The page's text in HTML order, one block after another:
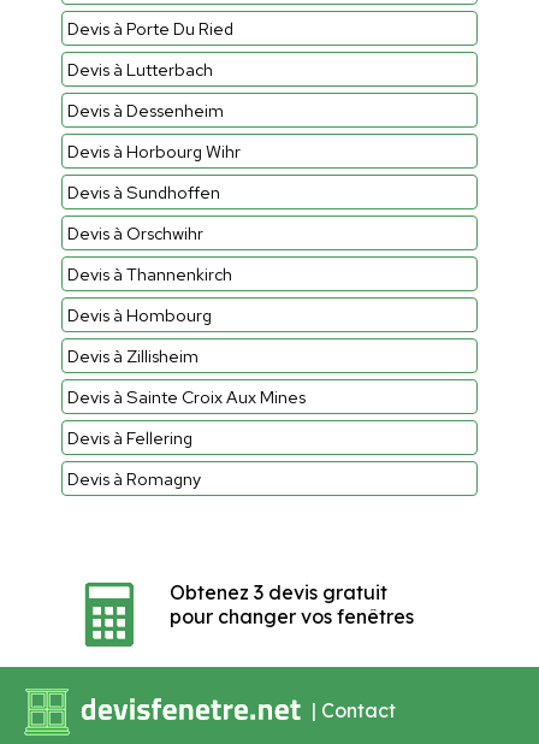
Devis à Porte Du Ried
Devis à Lutterbach
Devis à Dessenheim
Devis à Horbourg Wihr
Devis à Sundhoffen
Devis à Orschwihr
Devis à Thannenkirch
Devis à Hombourg
Devis à Zillisheim
Devis à Sainte Croix Aux Mines
Devis à Fellering
Devis à Romagny
Obtenez 3 devis gratuit
pour changer vos fenêtres
| Contact